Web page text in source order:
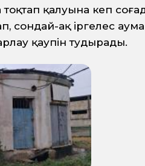
тоқтап қалуына әкеп
сондай-ақ іргелес
қаупін тудырады.